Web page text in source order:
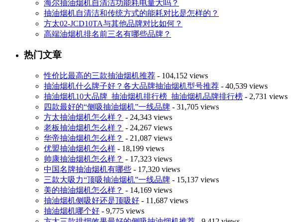
海尔抽油烟机自清洁功能耗电量大吗？
抽油烟机自清洁和传统方式的能耗对比是怎样的？
方太02-JCD10TA与其他品牌对比如何？
高端油烟机排名前三名有哪些品牌？
热门文章
性价比最高的三款抽油烟机推荐 - 104,152 views
抽油烟机什么牌子好？各大品牌抽油烟机型号推荐 - 40,539 views
抽油烟机10大品牌_抽油烟机排行榜_抽油烟机品牌排行榜 - 2,731 views
四款最好的“侧吸抽油烟机”一线品牌 - 31,705 views
方太抽油烟机怎么样？ - 24,343 views
老板抽油烟机怎么样？ - 24,267 views
华帝抽油烟机怎么样？ - 21,087 views
优盟抽油烟机怎么样 - 18,199 views
帅康抽油烟机怎么样？ - 17,323 views
中国名牌抽油烟机有哪些 - 17,320 views
三款大吸力“顶吸抽油烟机”一线品牌 - 15,137 views
美的抽油烟机怎么样？ - 14,169 views
抽油烟机侧吸好还是顶吸好 - 11,687 views
抽油烟机哪个好 - 9,775 views